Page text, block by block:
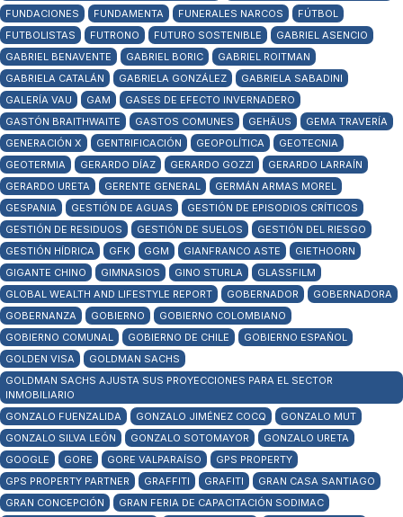
FUNDACIONES
FUNDAMENTA FUNERALES NARCOS
FÚTBOL
FUTBOLISTAS
FUTRONO FUTURO SOSTENIBLE
GABRIEL ASENCIO
GABRIEL BENAVENTE
GABRIEL BORIC
GABRIEL ROITMAN
GABRIELA CATALÁN
GABRIELA GONZÁLEZ
GABRIELA SABADINI
GALERÍA VAU
GAM
GASES DE EFECTO INVERNADERO
GASTÓN BRAITHWAITE
GASTOS COMUNES GEHÄUS
GEMA TRAVERÍA
GENERACIÓN X
GENTRIFICACIÓN GEOPOLÍTICA
GEOTECNIA
GEOTERMIA
GERARDO DÍAZ GERARDO GOZZI
GERARDO LARRAÍN
GERARDO URETA
GERENTE GENERAL
GERMÁN ARMAS MOREL
GESPANIA
GESTIÓN DE AGUAS
GESTIÓN DE EPISODIOS CRÍTICOS
GESTIÓN DE RESIDUOS
GESTIÓN DE SUELOS
GESTIÓN DEL RIESGO
GESTIÓN HÍDRICA
GFK GGM GIANFRANCO ASTE
GIETHOORN
GIGANTE CHINO
GIMNASIOS GINO STURLA
GLASSFILM
GLOBAL WEALTH AND LIFESTYLE REPORT
GOBERNADOR
GOBERNADORA
GOBERNANZA
GOBIERNO
GOBIERNO COLOMBIANO
GOBIERNO COMUNAL
GOBIERNO DE CHILE
GOBIERNO ESPAÑOL
GOLDEN VISA
GOLDMAN SACHS
GOLDMAN SACHS AJUSTA SUS PROYECCIONES PARA EL SECTOR
INMOBILIARIO
GONZALO FUENZALIDA
GONZALO JIMÉNEZ COCQ
GONZALO MUT
GONZALO SILVA LEÓN
GONZALO SOTOMAYOR
GONZALO URETA
GOOGLE
GORE GORE VALPARAÍSO
GPS PROPERTY
GPS PROPERTY PARTNER
GRAFFITI GRAFITI
GRAN CASA SANTIAGO
GRAN CONCEPCIÓN
GRAN FERIA DE CAPACITACIÓN SODIMAC